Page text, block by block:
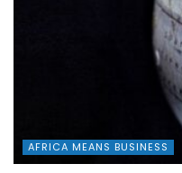
AFRICA MEANS BUSINESS